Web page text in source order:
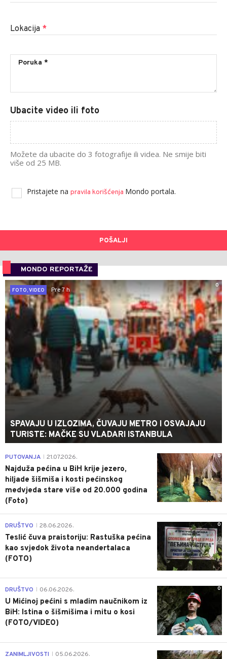
Lokacija *
Ubacite video ili foto
Možete da ubacite do 3 fotografije ili videa. Ne smije biti
više od 25 MB.
Pristajete na pravila korišćenja Mondo portala.
POŠALJI
MONDO REPORTAŽE
0
FOTO, VIDEO
Pre 7 h
SPAVAJU U IZLOZIMA, ČUVAJU METRO I OSVAJAJU
TURISTE: MAČKE SU VLADARI ISTANBULA
0
PUTOVANJA 21.07.2026.
Najduža pećina u BiH krije jezero,
hiljade šišmiša i kosti pećinskog
medvjeda stare više od 20.000 godina
(Foto)
0
DRUŠTVO 28.06.2026.
Teslić čuva praistoriju: Rastuška pećina
kao svjedok života neandertalaca
(FOTO)
0
DRUŠTVO 06.06.2026.
U Mićinoj pećini s mladim naučnikom iz
BiH: Istina o šišmišima i mitu o kosi
(FOTO/VIDEO)
0
ZANIMLJIVOSTI 05.06.2026.